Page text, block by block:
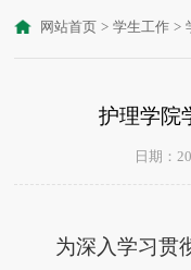
网站首页 > 学生工作 >
护理学院
日期：
为深入学习贯